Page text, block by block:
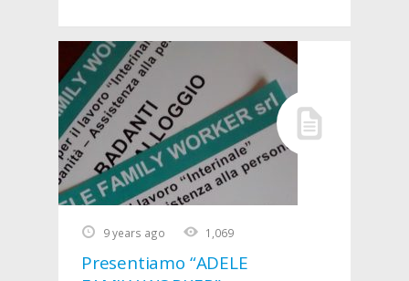
9 years ago 1,069
Presentiamo “ADELE